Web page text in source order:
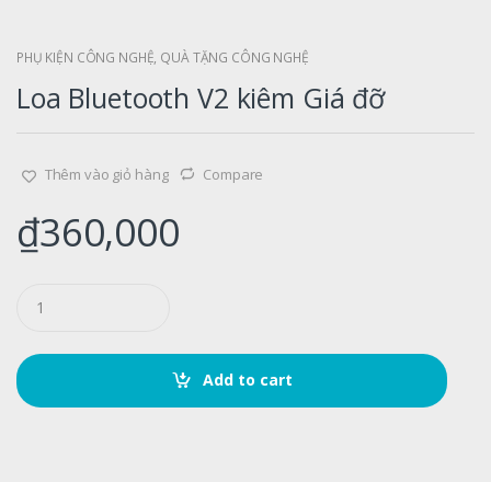
PHỤ KIỆN CÔNG NGHỆ, QUÀ TẶNG CÔNG NGHỆ
Loa Bluetooth V2 kiêm Giá đỡ
Thêm vào giỏ hàng Compare
₫360,000
t
i
Add to cart